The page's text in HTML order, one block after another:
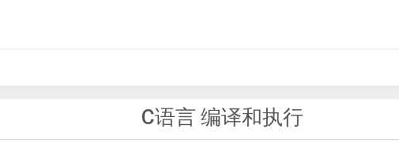
C语言 编译和执行